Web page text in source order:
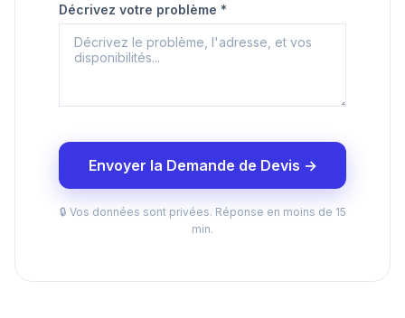
Décrivez votre problème *
Envoyer la Demande de Devis →
🔒 Vos données sont privées. Réponse en moins de 15
min.